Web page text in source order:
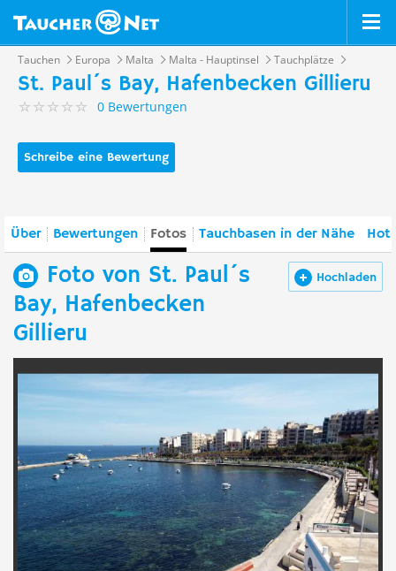
Tauchen Europa Malta Malta - Hauptinsel Tauchplätze
St. Paul´s Bay, Hafenbecken Gillieru
0 Bewertungen
Schreibe eine Bewertung
Über Bewertungen Fotos Tauchbasen in der Nähe
Hochladen
Foto von St. Paul´s
Bay, Hafenbecken
Gillieru